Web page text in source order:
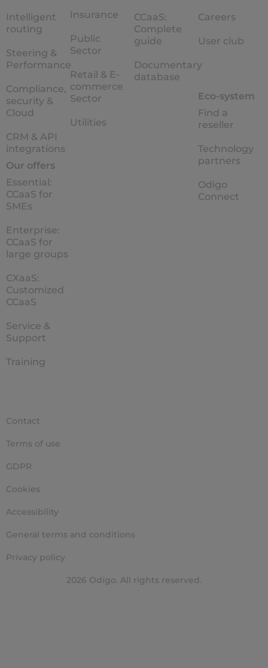
Intelligent
routing
Steering &
Performance
Compliance,
security &
Cloud
CRM & API
integrations
Our offers
Essential:
CCaaS for
SMEs
Enterprise:
CCaaS for
large groups
CXaaS:
Customized
CCaaS
Service &
Support
Training
Insurance
Public
Sector
Retail & E-
commerce
Sector
Utilities
CCaaS:
Complete
guide
Documentary
database
Careers
User club
Eco-system
Find a
reseller
Technology
partners
Odigo
Connect
2026 Odigo. All rights reserved.
Contact
Terms of use
GDPR
Cookies
Accessibility
General terms and conditions
Privacy policy